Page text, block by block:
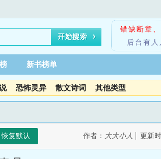
错缺断章、
后台有人
新书榜单
恐怖灵异 散文诗词 其他类型
恢复默认 作者： 大大小人 更新